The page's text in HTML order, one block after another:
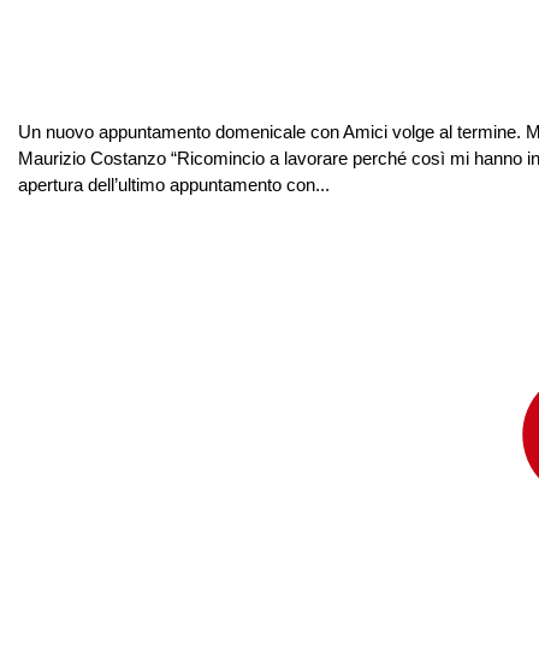
Un nuovo appuntamento domenicale con Amici volge al termine.
Maurizio Costanzo “Ricomincio a lavorare perché così mi hanno
apertura dell’ultimo appuntamento con...